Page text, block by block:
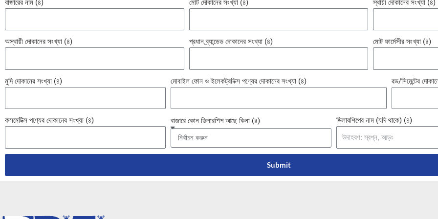
বাজারের নাম (৪) মোট দোকানের সংখ্যা (৪) স্থায়ী দোকানের সংখ্যা (৪)
অস্থায়ী দোকানের সংখ্যা (৪) প্রধান ব্র্যান্ডেড দোকানের সংখ্যা (৪) মোট ফার্মেসীর সংখ্যা (৪)
মুদি দোকানের সংখ্যা (৪) মোবাইল ফোন ও ইলেকট্রনিক্স পণ্যের দোকানের সংখ্যা (৪) রড/সিমেন্টের
কসমেটিক্স পণ্যের দোকানের সংখ্যা (৪) বাজারে কোন ডিলারশিপ আছে কিনা (৪) ডিলারশিপের নাম (যদি থাকে) (৪)
Submit